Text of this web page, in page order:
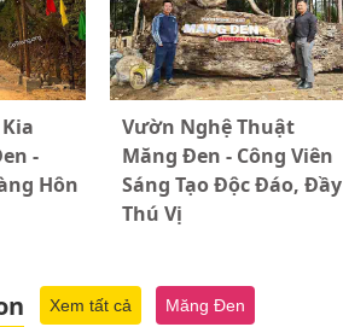
-
Hôn
Vườn Nghệ Thuật
Măng Đen - Công Viên
Sáng Tạo Độc Đáo, Đầy
Thú Vị
Xem tất cả Măng Đen